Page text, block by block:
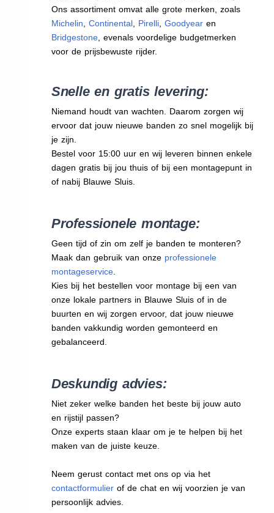
Ons assortiment omvat alle grote merken, zoals
Michelin, Continental, Pirelli, Goodyearen
Bridgestone, evenals voordelige budgetmerken
voor de prijsbewuste rijder.
Snelle en gratis levering:
Niemand houdt van wachten. Daarom zorgen wij
ervoor dat jouw nieuwe banden zo snel mogelijk bij
je zijn.
Bestel voor 15:00 uur en wij leveren binnen enkele
dagen gratis bij jou thuis of bij een montagepunt in
of nabij Blauwe Sluis.
Professionele montage:
Geen tijd of zin om zelf je banden te monteren?
Maak dan gebruik van onze professionele
montageservice.
Kies bij het bestellen voor montage bij een van
onze lokale partners in Blauwe Sluis of in de
buurten en wij zorgen ervoor, dat jouw nieuwe
banden vakkundig worden gemonteerd en
gebalanceerd.
Deskundig advies:
Niet zeker welke banden het beste bij jouw auto
en rijstijl passen?
Onze experts staan klaar om je te helpen bij het
maken van de juiste keuze.
Neem gerust contact met ons op via het
contactformulierof de chat en wij voorzien je van
persoonlijk advies.